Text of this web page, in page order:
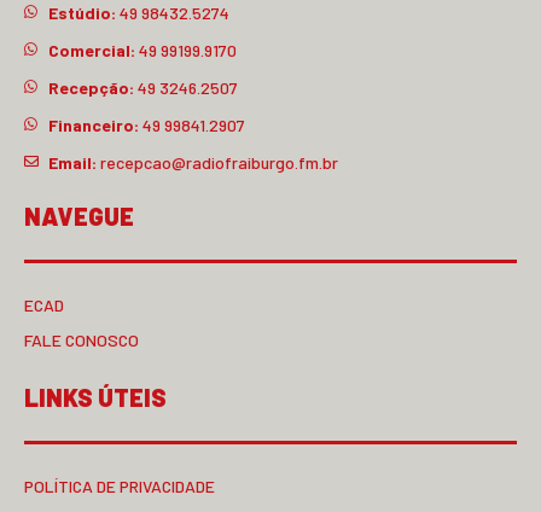
Estúdio: 49 98432.5274
Comercial: 49 99199.9170
Recepção: 49 3246.2507
Financeiro: 49 99841.2907
Email: recepcao@radiofraiburgo.fm.br
NAVEGUE
ECAD
FALE CONOSCO
LINKS ÚTEIS
POLÍTICA DE PRIVACIDADE